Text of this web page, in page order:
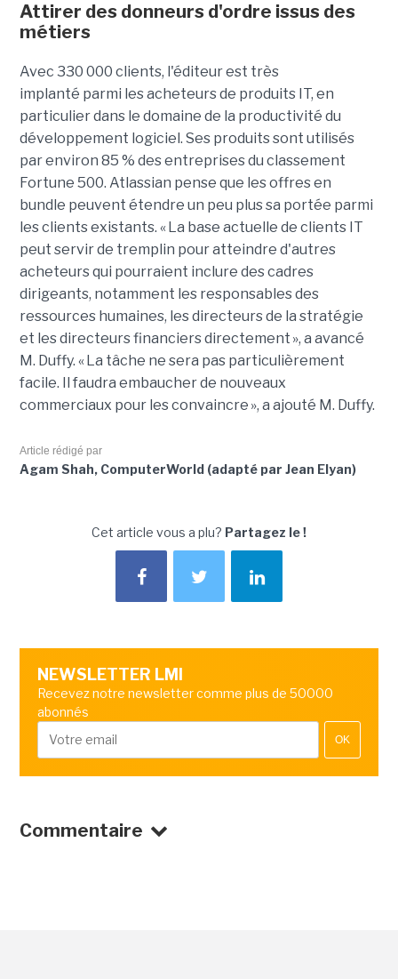
Attirer des donneurs d'ordre issus des
métiers
Avec 330 000 clients, l'éditeurest très
implanté parmi les acheteurs de produits IT, en
particulier dans le domaine de la productivité du
développement logiciel . Ses produits sont utilisés
par environ 85 % des entreprises du classement
Fortune 500. Atlassian pense que les offres en
bundle peuvent étendre un peu plussa portée parmi
les clients existants. « La base actuelle de clients IT
peut servir de tremplin pour atteindre d'autres
acheteurs qui pourraient inclure des cadres
dirigeants, notamment lesresponsables des
ressources humaines, lesdirecteurs de la stratégie
et les directeurs financiers directement », a avancé
M. Duffy. « La tâche ne sera pas particulièrement
facile. Il faudra embaucher de nouveaux
commerciaux pour les convaincre », a ajouté M. Duffy.
Article rédigé par
Agam Shah, ComputerWorld (adapté par Jean Elyan)
Cet article vous a plu? Partagez le !
NEWSLETTER LMI
Recevez notre newsletter comme plus de 50000
abonnés
OK
Commentaire